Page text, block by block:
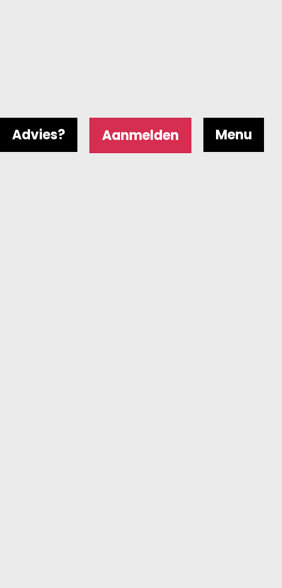
Advies? Aanmelden Menu